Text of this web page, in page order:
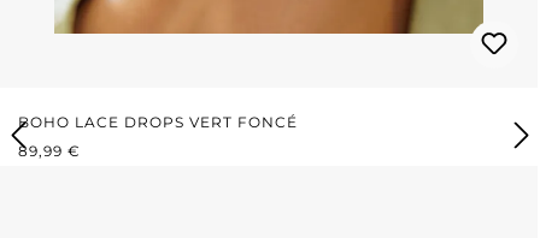
BOHO LACE DROPS VERT FONCÉ
PRIX RÉGULIER :
89,99 €